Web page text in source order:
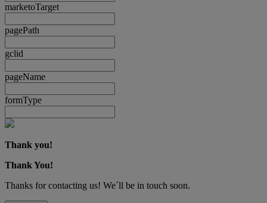
marketoTarget
pagePath
gclid
pageName
formType
Thank you!
Thank You!
Thanks for contacting us! We´ll be in touch soon.